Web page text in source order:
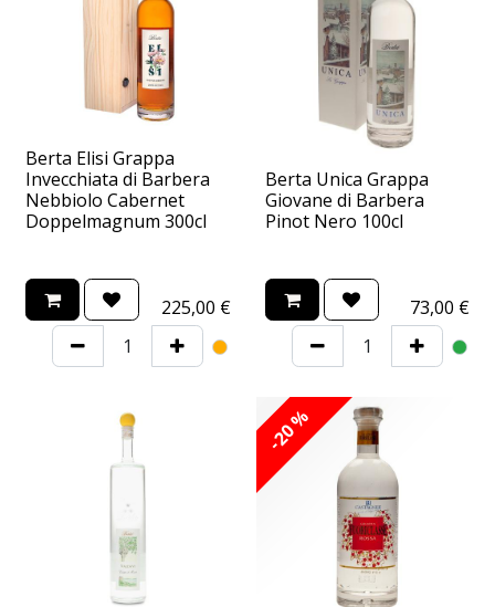
Berta Elisi Grappa
Invecchiata di Barbera
Nebbiolo Cabernet
Doppelmagnum 300cl
225,00 €
Berta Unica Grappa
Giovane di Barbera
Pinot Nero 100cl
73,00 €
-20 %